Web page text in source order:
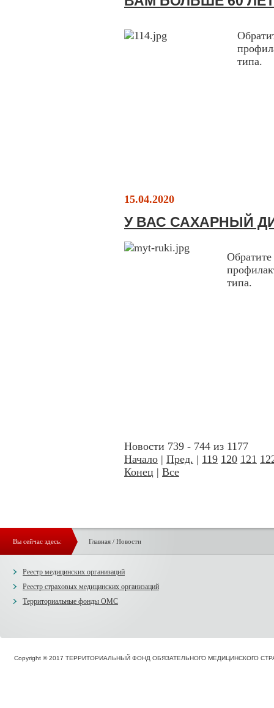
типа.
15.04.2020
У ВАС САХАРНЫЙ
типа.
Новости 739 - 744 из 1177
Начало | Пред. | 119 120 121
Конец | Все
Вы сейчас здесь: Главная/ Новости
Реестр медицинских организаций
Реестр страховых медицинских организаций
Территориальные фонды ОМС
Copyright © 2017 ТЕРРИТОРИАЛЬНЫЙ ФОНД ОБЯЗАТЕЛЬНОГО МЕДИЦИНСКОГО